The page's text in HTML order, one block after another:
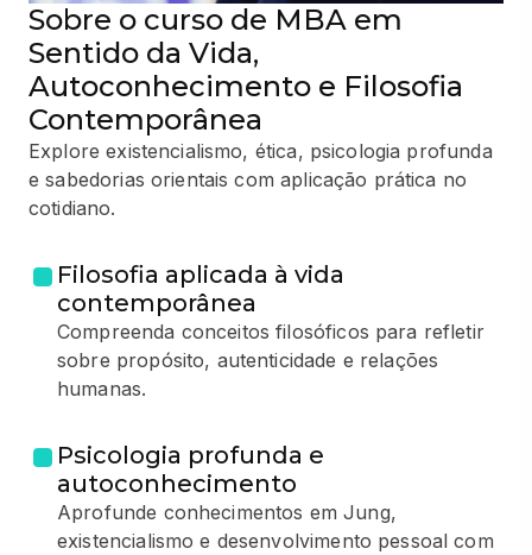
Sobre o curso de MBA em
Sentido da Vida,
Autoconhecimento e Filosofia
Contemporânea
Explore existencialismo, ética, psicologia profunda
e sabedorias orientais com aplicação prática no
cotidiano.
Filosofia aplicada à vida
contemporânea
Compreenda conceitos filosóficos para refletir
sobre propósito, autenticidade e relações
humanas.
Psicologia profunda e
autoconhecimento
Aprofunde conhecimentos em Jung,
existencialismo e desenvolvimento pessoal com